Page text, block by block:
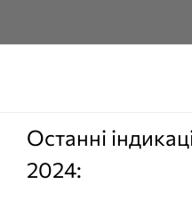
Останні
2024: